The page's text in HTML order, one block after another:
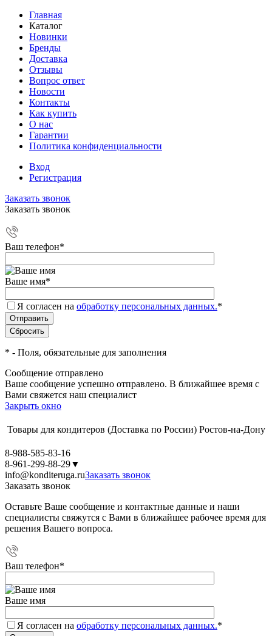
Главная
Каталог
Новинки
Бренды
Доставка
Отзывы
Вопрос ответ
Новости
Контакты
Как купить
О нас
Гарантии
Политика конфиденциальности
Вход
Регистрация
Заказать звонок
Заказать звонок
Ваш телефон*
Ваше имя*
Я согласен на обработку персональных данных.*
* - Поля, обязательные для заполнения
Сообщение отправлено
Ваше сообщение успешно отправлено. В ближайшее время с
Вами свяжется наш специалист
Закрыть окно
Товары для кондитеров (Доставка по России) Ростов-на-Дону
8-988-585-83-16
8-961-299-88-29▼
info@konditeruga.ruЗаказать звонок
Заказать звонок
Оставьте Ваше сообщение и контактные данные и наши
специалисты свяжутся с Вами в ближайшее рабочее время для
решения Вашего вопроса.
Ваш телефон*
Ваше имя
Я согласен на обработку персональных данных.*